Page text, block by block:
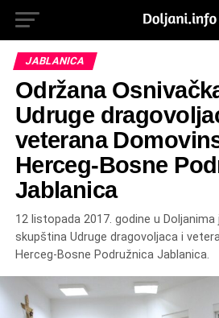
JABLANICA
Održana
Udruge
veterana
Herceg-Bosne
Jablanica
12 listopada 2017. godine u
skupština Udruge dragovoljaca i
Herceg-Bosne Podružnica Jablanica.